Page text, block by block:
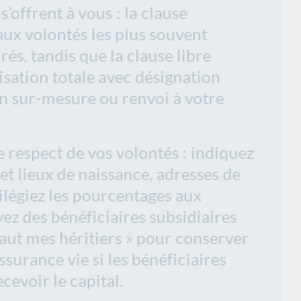
à vous : la clause
volontés les plus souvent
tandis que la clause libre
totale avec désignation
sur-mesure ou renvoi à votre
respect de vos volontés : indiquez
lieux de naissance, adresses de
les pourcentages aux
des bénéficiaires subsidiaires
mes héritiers » pour conserver
vie si les bénéficiaires
le capital.